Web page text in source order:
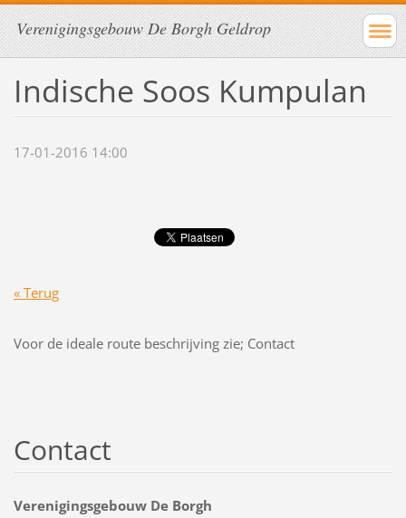
Verenigingsgebouw De Borgh Geldrop
Indische Soos Kumpulan
17-01-2016 14:00
« Terug
Voor de ideale route beschrijving zie; Contact
Contact
Verenigingsgebouw De Borgh